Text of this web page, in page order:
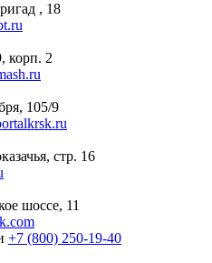
, 18
корп. 2
105/9
стр. 16
шоссе, 11
+7 (800) 250-19-40